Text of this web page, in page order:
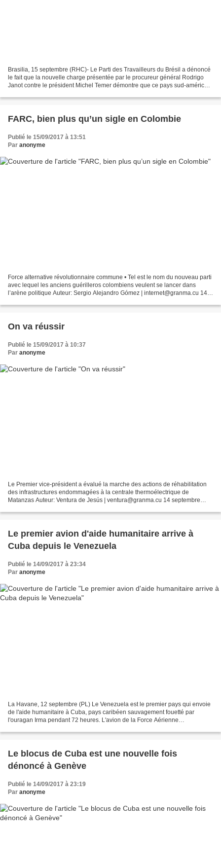
Brasilia, 15 septembre (RHC)- Le Parti des Travailleurs du Brésil a dénoncé
le fait que la nouvelle charge présentée par le procureur général Rodrigo
Janot contre le président Michel Temer démontre que ce pays sud-américain
FARC, bien plus qu’un sigle en Colombie
Publié le 15/09/2017 à 13:51
Par anonyme
Force alternative révolutionnaire commune • Tel est le nom du nouveau parti
avec lequel les anciens guérilleros colombiens veulent se lancer dans
l’arène politique Auteur: Sergio Alejandro Gómez | internet@granma.cu 14
On va réussir
Publié le 15/09/2017 à 10:37
Par anonyme
Le Premier vice-président a évalué la marche des actions de réhabilitation
des infrastructures endommagées à la centrale thermoélectrique de
Matanzas Auteur: Ventura de Jesús | ventura@granma.cu 14 septembre
Le premier avion d'aide humanitaire arrive à
Cuba depuis le Venezuela
Publié le 14/09/2017 à 23:34
Par anonyme
La Havane, 12 septembre (PL) Le Venezuela est le premier pays qui envoie
de l'aide humanitaire à Cuba, pays caribéen sauvagement fouetté par
l'ouragan Irma pendant 72 heures. L'avion de la Force Aérienne
Le blocus de Cuba est une nouvelle fois
dénoncé à Genève
Publié le 14/09/2017 à 23:19
Par anonyme